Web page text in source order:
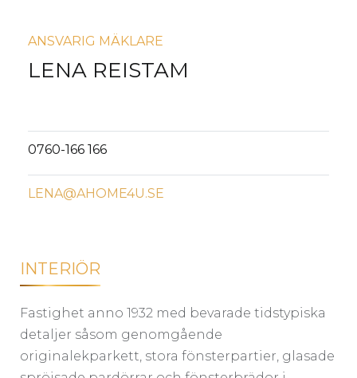
ANSVARIG MÄKLARE
LENA REISTAM
0760-166 166
LENA@AHOME4U.SE
INTERIÖR
Fastighet anno 1932 med bevarade tidstypiska
detaljer såsom genomgående
originalekparkett, stora fönsterpartier, glasade